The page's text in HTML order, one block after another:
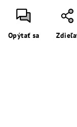
Opýtať sa